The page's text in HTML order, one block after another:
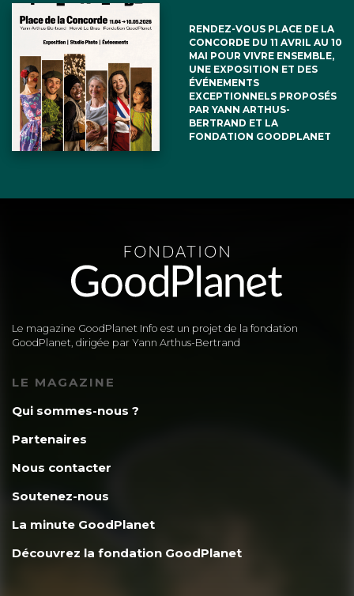
RENDEZ-VOUS PLACE DE LA
CONCORDE DU 11 AVRIL AU 10
MAI POUR VIVRE ENSEMBLE,
UNE EXPOSITION ET DES
ÉVÉNEMENTS
EXCEPTIONNELS PROPOSÉS
PAR YANN ARTHUS-
BERTRAND ET LA
FONDATION GOODPLANET
Le magazine GoodPlanet Info est un projet de la fondation
GoodPlanet, dirigée par Yann Arthus-Bertrand
LE MAGAZINE
Qui sommes-nous ?
Partenaires
Nous contacter
Soutenez-nous
La minute GoodPlanet
Découvrez la fondation GoodPlanet